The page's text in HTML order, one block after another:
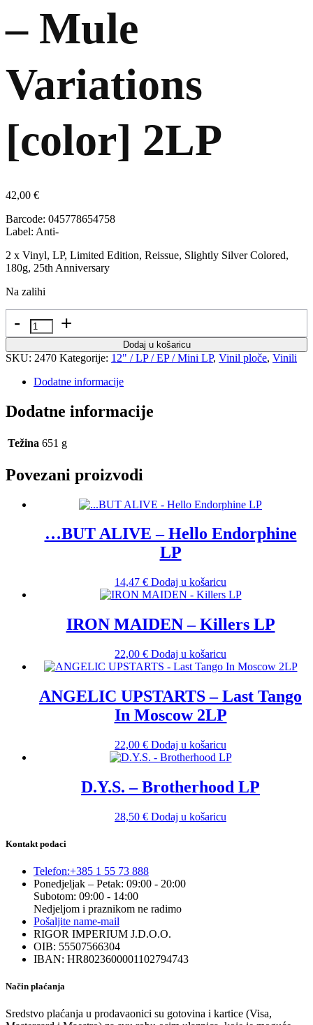
– Mule
Variations
[color] 2LP
42,00 €
Barcode: 045778654758
Label: Anti-
2 x Vinyl, LP, Limited Edition, Reissue, Slightly Silver Colored,
180g, 25th Anniversary
Na zalihi
Dodaj u košaricu
SKU: 2470 Kategorije: 12" / LP / EP / Mini LP, Vinil ploče, Vinili
Dodatne informacije
Dodatne informacije
Težina 651 g
Povezani proizvodi
…BUT ALIVE – Hello Endorphine
LP
14,47 € Dodaj u košaricu
IRON MAIDEN – Killers LP
22,00 € Dodaj u košaricu
ANGELIC UPSTARTS – Last Tango
In Moscow 2LP
22,00 € Dodaj u košaricu
D.Y.S. – Brotherhood LP
28,50 € Dodaj u košaricu
Kontakt podaci
Telefon:+385 1 55 73 888
Ponedjeljak – Petak: 09:00 - 20:00
Subotom: 09:00 - 14:00
Nedjeljom i praznikom ne radimo
Pošaljite name-mail
RIGOR IMPERIUM J.D.O.O.
OIB: 55507566304
IBAN: HR8023600001102794743
Način plaćanja
Sredstvo plaćanja u prodavaonici su gotovina i kartice (Visa,